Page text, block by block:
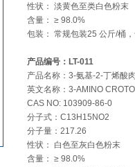
性状： 淡黄色至类白色粉末
含量： ≥ 98.0%
包装： 常规包装25 公斤/桶
产品编号：LT-011
产品名称：3-氨基-2-丁烯酸
英文名称：3-AMINO
CAS NO: 103909-86-0
分子式：C13H15NO2
分子量：217.26
性状： 白色至灰白色粉末
含量： ≥ 98.0%